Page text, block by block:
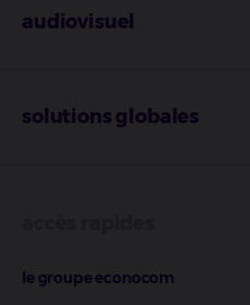
audiovisuel
solutions globales
le groupe econocom